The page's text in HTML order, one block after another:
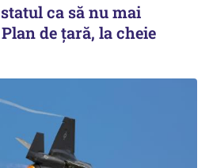
ca să nu mai
de țară, la cheie